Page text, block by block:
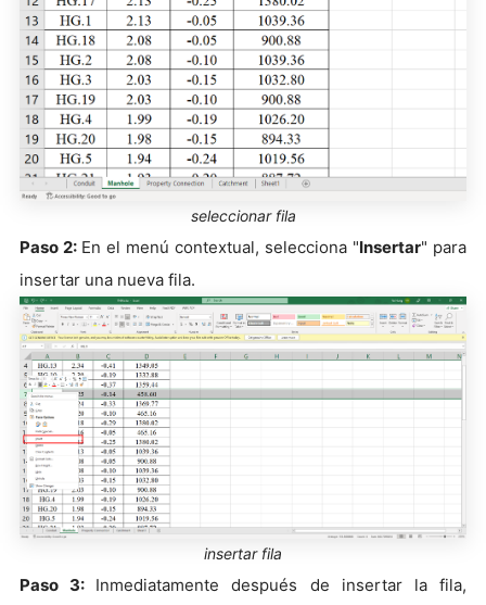
seleccionar fila
Paso 2: En el menú contextual, selecciona "Insertar" para
insertar una nueva fila.
insertar fila
Paso 3: Inmediatamente después de insertar la fila,